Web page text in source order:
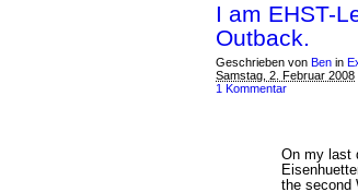
I am EHST-
Outback.
Geschrieben von Ben in
Samstag, 2. Februar 2008
1 Kommentar
On my last
the second